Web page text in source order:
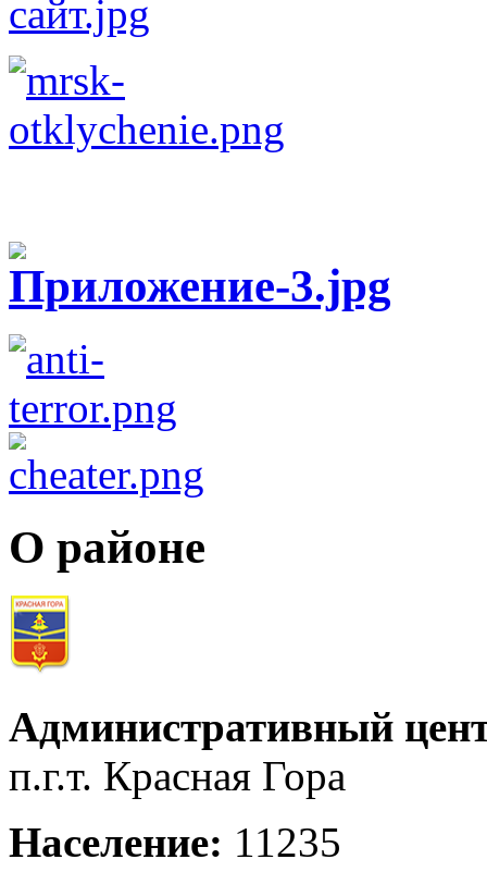
О районе
Административный
п.г.т. Красная Гора
Население: 11235